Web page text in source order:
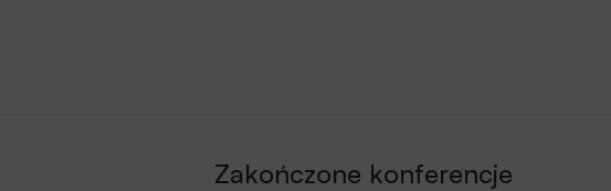
Zakończone konferencje